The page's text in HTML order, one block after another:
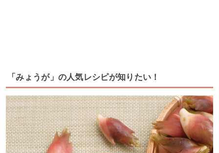
「みょうが」の人気レシピが知りたい！